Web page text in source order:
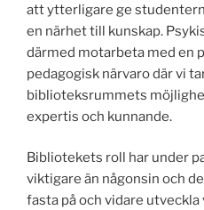
att ytterligare ge
en närhet till kunskap.
därmed motarbeta med en
pedagogisk närvaro där vi
biblioteksrummets
expertis och kunnande.
Bibliotekets roll har under
viktigare än någonsin och
fasta på och vidare